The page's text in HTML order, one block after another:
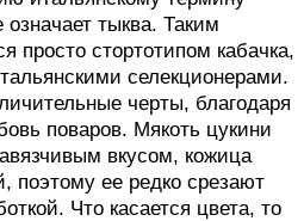
тыква. Таким
просто стортотипом кабачка,
селекционерами.
черты, благодаря
поваров. Мякоть цукини
вкусом, кожица
поэтому ее редко срезают
Что касается цвета, то